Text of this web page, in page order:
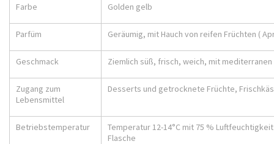
Farbe Golden gelb
Parfüm Geräumig, mit Hauch von reifen Früchten (
Geschmack Ziemlich süß, frisch, weich, mit mediterranen
Zugang zum
Lebensmittel
Desserts und getrocknete Früchte,
Betriebstemperatur
Temperatur 12-14°C mit 75 %
Flasche